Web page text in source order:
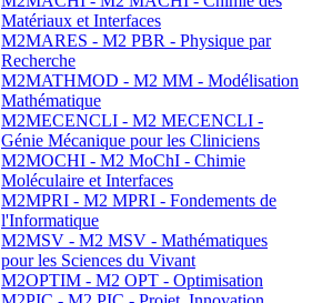
Matériaux et Interfaces
M2MARES - M2 PBR - Physique par
Recherche
M2MATHMOD - M2 MM - Modélisation
Mathématique
M2MECENCLI - M2 MECENCLI -
Génie Mécanique pour les Cliniciens
M2MOCHI - M2 MoChI - Chimie
Moléculaire et Interfaces
M2MPRI - M2 MPRI - Fondements de
l'Informatique
M2MSV - M2 MSV - Mathématiques
pour les Sciences du Vivant
M2OPTIM - M2 OPT - Optimisation